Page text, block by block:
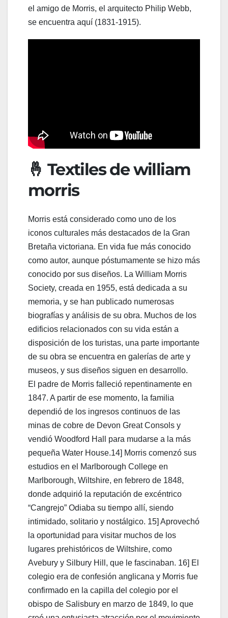
el amigo de Morris, el arquitecto Philip Webb,
se encuentra aquí (1831-1915).
🤞 Textiles de william
morris
Morris está considerado como uno de los
iconos culturales más destacados de la Gran
Bretaña victoriana. En vida fue más conocido
como autor, aunque póstumamente se hizo más
conocido por sus diseños. La William Morris
Society, creada en 1955, está dedicada a su
memoria, y se han publicado numerosas
biografías y análisis de su obra. Muchos de los
edificios relacionados con su vida están a
disposición de los turistas, una parte importante
de su obra se encuentra en galerías de arte y
museos, y sus diseños siguen en desarrollo.
El padre de Morris falleció repentinamente en
1847. A partir de ese momento, la familia
dependió de los ingresos continuos de las
minas de cobre de Devon Great Consols y
vendió Woodford Hall para mudarse a la más
pequeña Water House.14] Morris comenzó sus
estudios en el Marlborough College en
Marlborough, Wiltshire, en febrero de 1848,
donde adquirió la reputación de excéntrico
“Cangrejo” Odiaba su tiempo allí, siendo
intimidado, solitario y nostálgico. 15] Aprovechó
la oportunidad para visitar muchos de los
lugares prehistóricos de Wiltshire, como
Avebury y Silbury Hill, que le fascinaban. 16] El
colegio era de confesión anglicana y Morris fue
confirmado en la capilla del colegio por el
obispo de Salisbury en marzo de 1849, lo que